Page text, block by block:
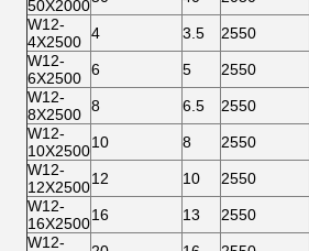
50X2000
W12-
4X2500 4 3.5 2550
W12-
6X2500 6 5 2550
W12-
8X2500 8 6.5 2550
W12-
10X250010 8 2550
W12-
12X250012 10 2550
W12-
16X250016 13 2550
W12-